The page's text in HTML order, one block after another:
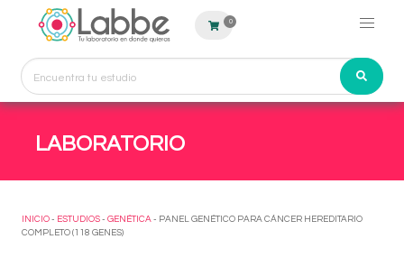
0
LABORATORIO
INICIO - ESTUDIOS - GENÉTICA - PANEL GENÉTICO PARA CÁNCER HEREDITARIO
COMPLETO (118 GENES)